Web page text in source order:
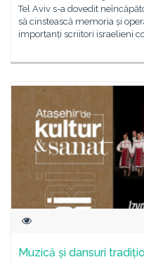
Tel Aviv s-a dovedit
să cinstească memoria și
importanți scriitori israelieni
Muzică și dansuri